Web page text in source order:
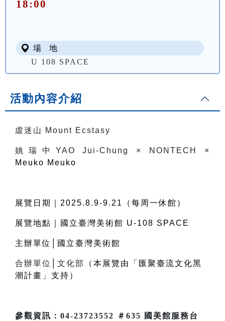
18:00
場 地
U 108 SPACE
活動內容介紹
虛迷山 Mount Ecstasy
姚瑞中 YAO Jui-Chung × NONTECH ×
Meuko Meuko
展覽日期｜ 2025.8.9-9.21 （每周一休館）
展覽地點｜國立臺灣美術館 U-108 SPACE
主辦單位│國立臺灣美術館
合辦單位 文化部
（本展覽由「匯聚臺流文化黑
潮計畫」支持）
參觀資訊：04-23723552 ＃635 國美館服務台